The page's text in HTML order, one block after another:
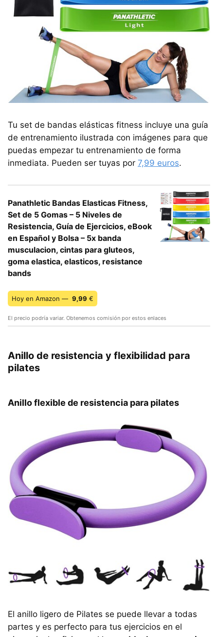
Tu set de bandas elásticas fitness incluye una guía
de entrenamiento ilustrada con imágenes para que
puedas empezar tu entrenamiento de forma
inmediata. Pueden ser tuyas por 7,99 euros.
Panathletic Bandas Elasticas Fitness,
Set de 5 Gomas – 5 Niveles de
Resistencia, Guía de Ejercicios, eBook
en Español y Bolsa – 5x banda
musculacion, cintas para gluteos,
goma elastica, elasticos, resistance
bands
Hoy en Amazon — 9,99 €
El precio podría variar. Obtenemos comisión por estos enlaces
Anillo de resistencia y flexibilidad para
pilates
Anillo flexible de resistencia para pilates
El anillo ligero de Pilates se puede llevar a todas
partes y es perfecto para tus ejercicios en el